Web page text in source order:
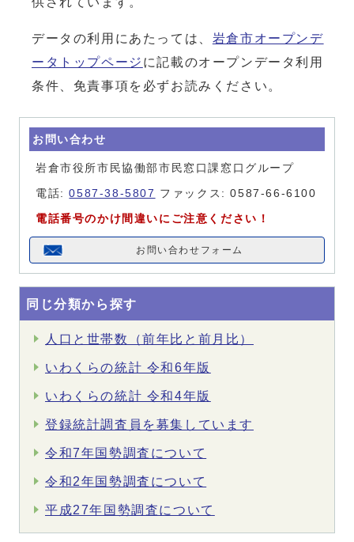
データの利用にあたっては、 岩倉市オープンデ
ータトップページ に記載のオープンデータ利用
条件、免責事項を必ずお読みください。
お問い合わせ
岩倉市役所市民協働部市民窓口課窓口グループ
電話:0587-38-5807 ファックス: 0587-66-6100
電話番号のかけ間違いにご注意ください！
お問い合わせフォーム
同じ分類から探す
人口と世帯数（前年比と前月比）
いわくらの統計 令和6年版
いわくらの統計 令和4年版
登録統計調査員を募集しています
令和7年国勢調査について
令和2年国勢調査について
平成27年国勢調査について